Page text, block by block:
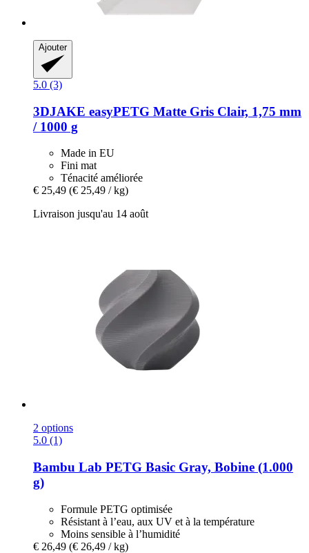
Ajouter
5.0 (3)
3DJAKE easyPETG Matte Gris Clair, 1,75 mm
/ 1000 g
Made in EU
Fini mat
Ténacité améliorée
€ 25,49 (€ 25,49 / kg)
Livraison jusqu'au 14 août
2 options
5.0 (1)
Bambu Lab PETG Basic Gray, Bobine (1.000
g)
Formule PETG optimisée
Résistant à l’eau, aux UV et à la température
Moins sensible à l’humidité
€ 26,49 (€ 26,49 / kg)